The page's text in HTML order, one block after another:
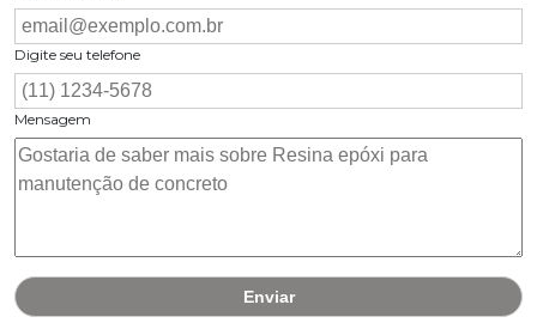
Digite seu telefone
Mensagem